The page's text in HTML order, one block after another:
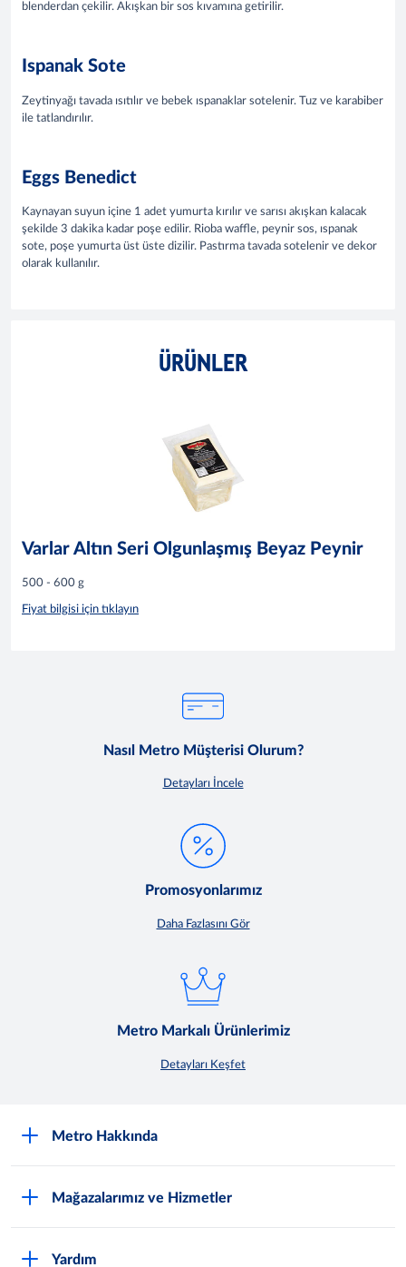
blenderdan çekilir. Akışkan bir sos kıvamına getirilir.
Ispanak Sote
Zeytinyağı tavada ısıtılır ve bebek ıspanaklar sotelenir. Tuz ve karabiber
ile tatlandırılır.
Eggs Benedict
Kaynayan suyun içine 1 adet yumurta kırılır ve sarısı akışkan kalacak
şekilde 3 dakika kadar poşe edilir. Rioba waffle, peynir sos, ıspanak
sote, poşe yumurta üst üste dizilir. Pastırma tavada sotelenir ve dekor
olarak kullanılır.
ÜRÜNLER
Varlar Altın Seri Olgunlaşmış Beyaz Peynir
500 - 600 g
Fiyat bilgisi için tıklayın
Nasıl Metro Müşterisi Olurum?
Detayları İncele
Promosyonlarımız
Daha Fazlasını Gör
Metro Markalı Ürünlerimiz
Detayları Keşfet
Metro Hakkında
Mağazalarımız ve Hizmetler
Yardım